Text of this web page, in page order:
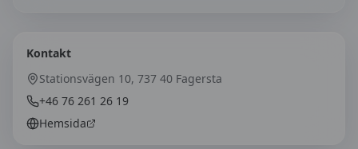
Kontakt
Stationsvägen 10, 737 40 Fagersta
+46 76 261 26 19
Hemsida